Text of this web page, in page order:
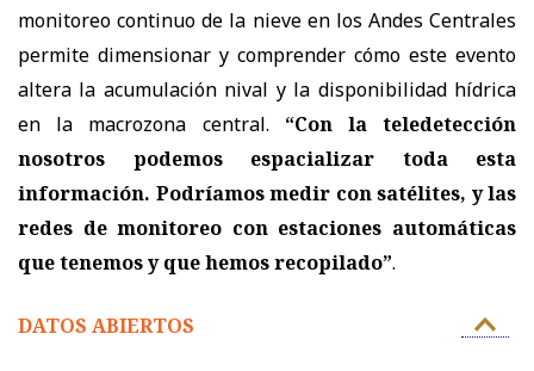
monitoreo continuo de la nieve en los Andes Centrales
permite dimensionar y comprender cómo este evento
altera la acumulación nival y la disponibilidad hídrica
en la macrozona central.
“Con la teledetección
nosotros podemos espacializar toda esta
información. Podríamos medir con satélites, y las
redes de monitoreo con estaciones automáticas
que tenemos y que hemos recopilado”.
DATOS ABIERTOS